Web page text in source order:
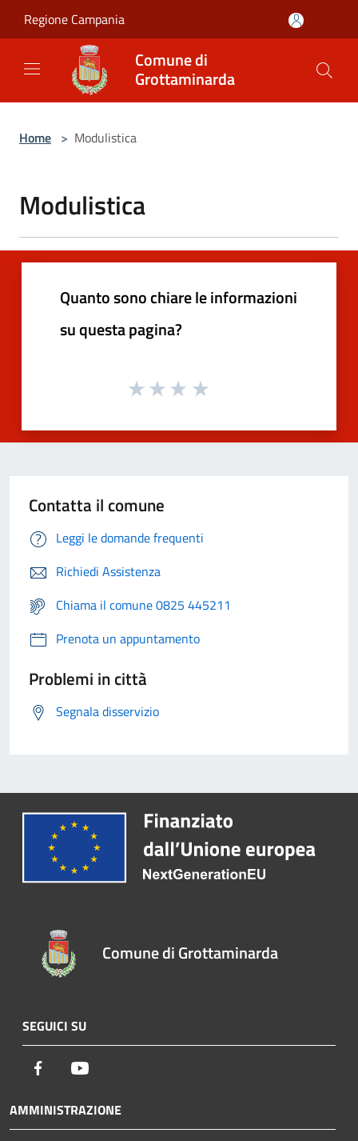
Regione Campania
Comune di
Grottaminarda
Home > Modulistica
Modulistica
Quanto sono chiare le informazioni
su questa pagina?
Contatta il comune
Leggi le domande frequenti
Richiedi Assistenza
Chiama il comune 0825 445211
Prenota un appuntamento
Problemi in città
Segnala disservizio
Comune di Grottaminarda
SEGUICI SU
Facebook
AMMINISTRAZIONE